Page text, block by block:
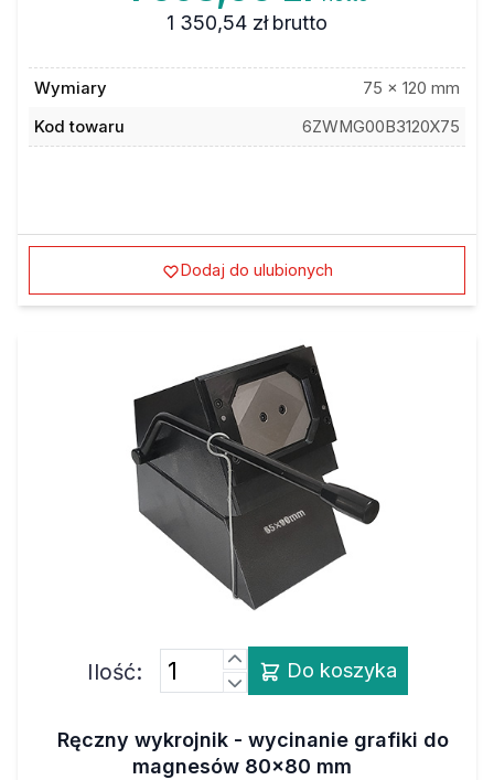
1 350,54 zł brutto
Wymiary
75 x 120 mm
Kod towaru
6ZWMG00B3120X75
Dodaj do ulubionych
Ilość: Do koszyka
Ręczny wykrojnik - wycinanie grafiki do
magnesów 80x80 mm